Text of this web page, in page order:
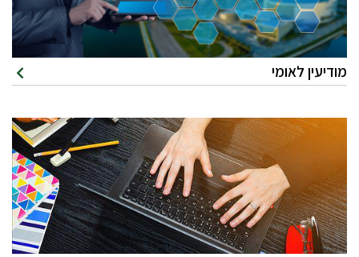
מודיעין לאומי